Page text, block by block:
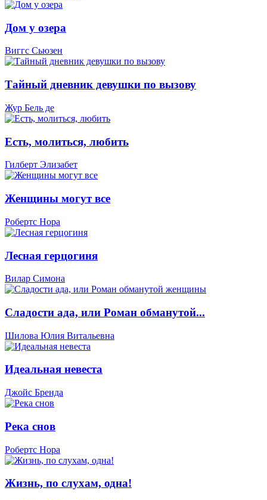
Дом у озера
Виггс Сьюзен
Тайный дневник девушки по вызову
Жур Бель де
Есть, молиться, любить
Гилберт Элизабет
Женщины могут все
Робертс Нора
Лесная герцогиня
Вилар Симона
Сладости ада, или Роман обманутой...
Шилова Юлия Витальевна
Идеальная невеста
Джойс Бренда
Река снов
Робертс Нора
Жизнь, по слухам, одна!